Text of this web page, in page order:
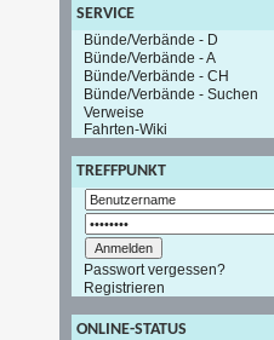
SERVICE
Bünde/Verbände - D
Bünde/Verbände - A
Bünde/Verbände - CH
Bünde/Verbände - Suchen
Verweise
Fahrten-Wiki
TREFFPUNKT
Passwort vergessen?
Registrieren
ONLINE-STATUS